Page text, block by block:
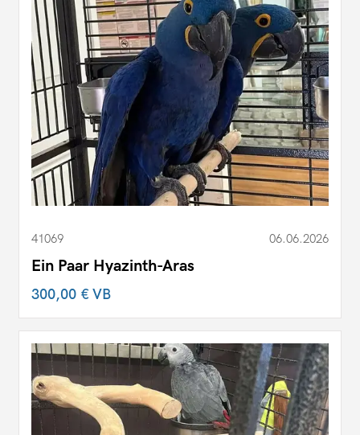
41069 06.06.2026
Ein Paar Hyazinth-Aras
300,00 €VB